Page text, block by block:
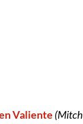
Valiente